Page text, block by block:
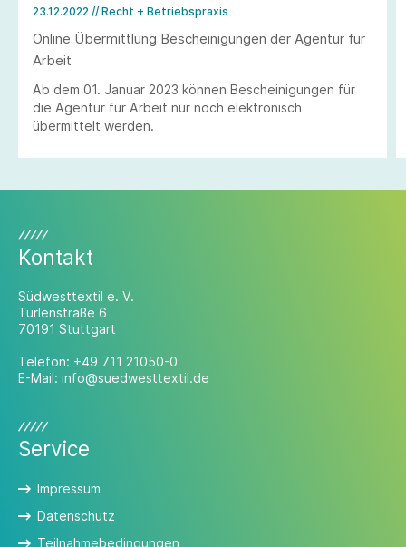
23.12.2022 // Recht + Betriebspraxis
Online Übermittlung Bescheinigungen der Agentur für
Arbeit
Ab dem 01. Januar 2023 können Bescheinigungen für
die Agentur für Arbeit nur noch elektronisch
übermittelt werden.
Kontakt
Südwesttextil e. V.
Türlenstraße 6
70191 Stuttgart
Telefon: +49 711 21050-0
E-Mail: info@suedwesttextil.de
Service
Impressum
Datenschutz
Teilnahmebedingungen